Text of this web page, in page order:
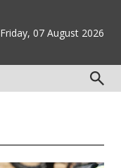
Friday, 07 August 2026